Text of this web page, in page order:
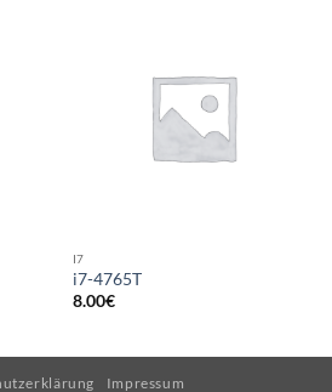
I7
i7-4765T
8.00€
Impressum